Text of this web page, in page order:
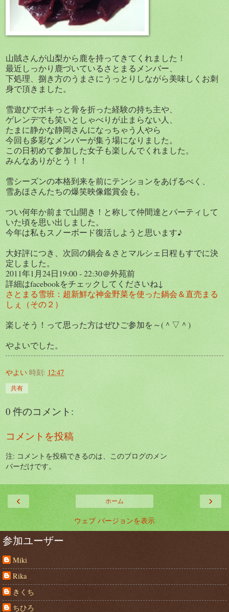
山賊さんが山梨から鹿を持ってきてくれました！
最近しっかり鹿づいているさとまるメンバー、
下処理、捌き方のうまさにうっとりしながら美味しくお刺
身で頂きました。
雪遊びでボキっと骨を折った経験の持ち主や、
ゲレンデでも笑いとしゃべりが止まらない人、
たまに静かな静岡さんになっちゃう人やら
今回も多彩なメンバーが集う場になりました。
この日初めて参加した女子も楽しんでくれました。
みんなありがとう！！
雪シーズンの本格到来を前にテンションをあげるべく、
雪あほさんたちの爆笑映像鑑賞会も。
つい何年か前まで山開き！と称して仲間達とパーティして
いた頃を思い出しました。
今年は私もスノーボード復活しようと思います♪
大好評につき、次回の鍋会＆さとマルシェ日程もすでに決
定しました。
2011年1月24日19:00 - 22:30＠外苑前
詳細はfacebookをチェックしてくださいね↓
さとまる雪班：超新鮮な神金野菜を使った鍋会＆直売まる
しぇ（その２）
楽しそう！って思った方はぜひご参加を～(＾▽＾)
やよいでした。
やよい 時刻: 12:47
共有
0 件のコメント:
コメントを投稿
注: コメントを投稿できるのは、このブログのメン
バーだけです。
‹ ›
ホーム
ウェブ バージョンを表示
参加ユーザー
Miki
Rika
きくち
ちひろ